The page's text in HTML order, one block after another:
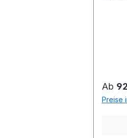
Ab
Preise